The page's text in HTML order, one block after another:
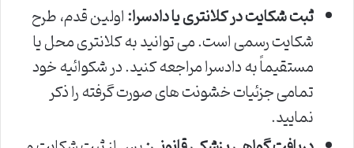
ثبت شکایت در کلانتری یا دادسرا:اولین قدم، طرح
شکایت رسمی است. می توانید به کلانتری محل یا
مستقیماً به دادسرا مراجعه کنید. در شکوائیه خود
تمامی جزئیات خشونت های صورت گرفته را ذکر
نمایید.